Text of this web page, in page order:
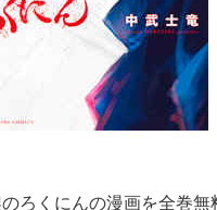
ろくにん の漫画を全巻無